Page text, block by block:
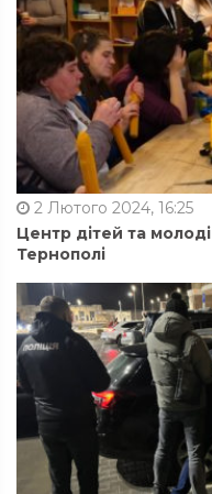
2 Лютого 2024, 16:25
Центр дітей та
Тернополі